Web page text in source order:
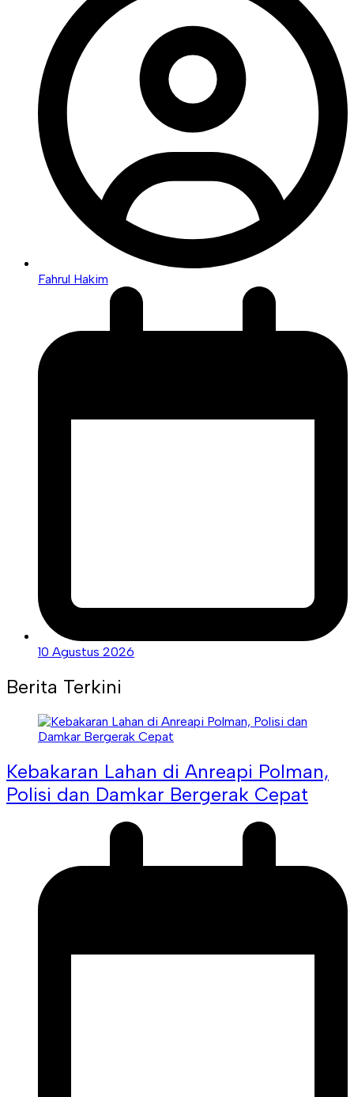
Fahrul Hakim
10 Agustus 2026
Berita Terkini
Kebakaran Lahan di Anreapi Polman,
Polisi dan Damkar Bergerak Cepat